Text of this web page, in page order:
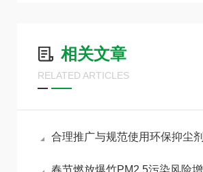
相关文章
RELATED ARTICLES
合理推广与规范使用环保抑尘剂助力各行业扬尘达标治理
春节燃放爆竹PM2.5污染风险增加，如何做好污染防治工作